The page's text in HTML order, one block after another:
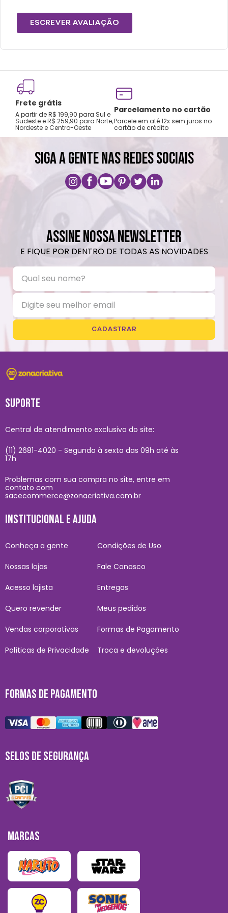
Tamanho M: Calça 25 - 26
Cuidados e recomendações de uso:
Não usar alvejante.
Não secar na secadora.
Não passar ferro.
Não lavar a seco.
ESCREVER AVALIAÇÃO
Frete grátis
A partir de R$ 199,90 para Sul e
Sudeste e R$ 259,90 para Norte,
Nordeste e Centro-Oeste
Parcelamento no cartão
Parcele em até 12x sem juros no
cartão de crédito
SIGA A GENTE NAS REDES SOCIAIS
ASSINE NOSSA NEWSLETTER
E FIQUE POR DENTRO DE TODAS AS NOVIDADES
CADASTRAR
SUPORTE
Central de atendimento exclusivo do site:
(11) 2681-4020 - Segunda à sexta das 09h até às
17h
Problemas com sua compra no site, entre em
contato com
sacecommerce@zonacriativa.com.br
INSTITUCIONAL E AJUDA
Conheça a gente
Nossas lojas
Acesso lojista
Quero revender
Vendas corporativas
Políticas de Privacidade
Condições de Uso
Fale Conosco
Entregas
Meus pedidos
Formas de Pagamento
Troca e devoluções
FORMAS DE PAGAMENTO
SELOS DE SEGURANÇA
MARCAS